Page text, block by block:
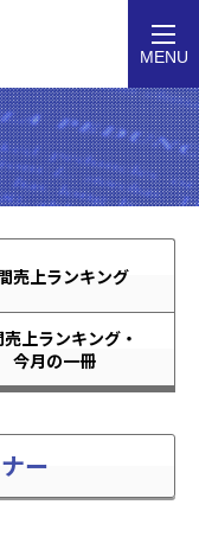
MENU
売上ランキング
上ランキング・
今月の一冊
ー